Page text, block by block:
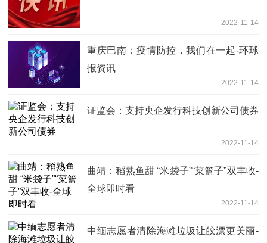
2022-11-14
重庆巴南：疫情防控，我们在一起-环球
报资讯
2022-11-14
证监会：支持央企发行科技创新公司债券
2022-11-14
曲靖：稻熟鱼甜 “米袋子”“菜篮子”双丰收-
全球即时看
2022-11-14
中缅志愿者清除海滩垃圾让皎漂更美丽-